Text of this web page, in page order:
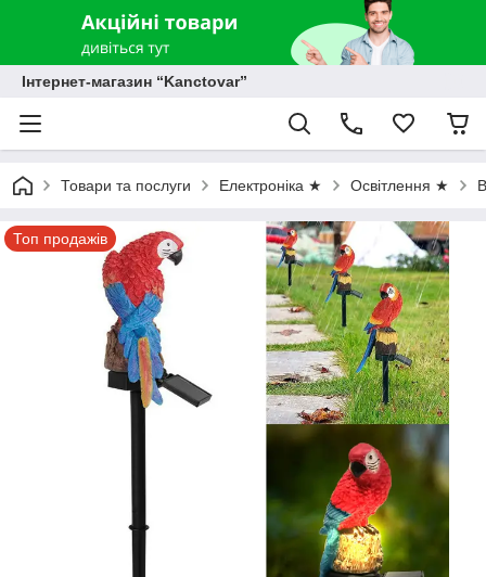
Інтернет-магазин “Kanctovar”
Товари та послуги Електроніка ★ Освітлення ★
Топ продажів